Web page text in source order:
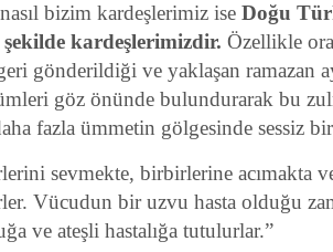
bizim kardeşlerimiz ise Doğu
kardeşlerimizdir. Özellikle
gönderildiği ve yaklaşan ramazan
göz önünde bulundurarak bu
fazla ümmetin gölgesinde sessiz
sevmekte, birbirlerine acımakta
Vücudun bir uzvu hasta olduğu
ve ateşli hastalığa tutulurlar.”